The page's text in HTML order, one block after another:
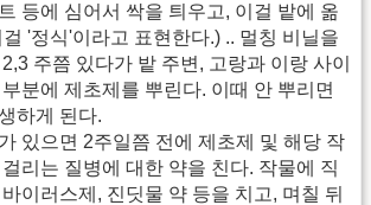
등에 심어서 싹을 틔우고, 이걸 밭에 옮
'정식'이라고 표현한다.) .. 멀칭 비닐을
주쯤 있다가 밭 주변, 고랑과 이랑 사이
분에 제초제를 뿌린다. 이때 안 뿌리면
하게 된다.
있으면 2주일쯤 전에 제초제 및 해당 작
리는 질병에 대한 약을 친다. 작물에 직
이러스제, 진딧물 약 등을 치고, 며칠 뒤